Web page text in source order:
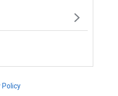
Policy